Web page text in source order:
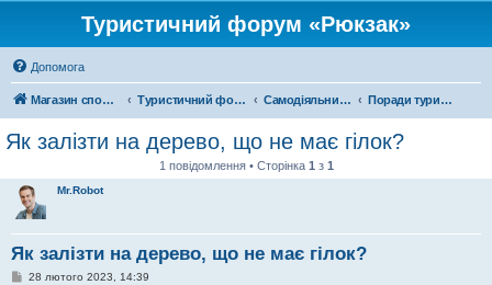
Туристичний форум «Рюкзак»
Допомога
Магазин спорядження Туристичний форум «Рюкзак» Самодіяльний туризм Поради туристам
Як залізти на дерево, що не має гілок?
1 повідомлення • Сторінка 1 з 1
Mr.Robot
Як залізти на дерево, що не має гілок?
П28 лютого 2023, 14:39